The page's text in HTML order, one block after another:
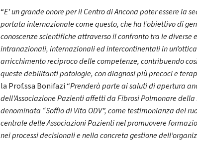
“E’ un grande onore per il Centro di Ancona poter essere la
portata internazionale come questo, che ha l’obiettivo di
conoscenze scientifiche attraverso il confronto tra le diverse
intranazionali, internazionali ed intercontinentaliin
arricchimento reciproco delle competenze, contribuendo
queste debilitanti patologie, con diagnosi più precoci e
la Prof.ssa Bonifazi “Prenderà parte ai saluti di apertura
dell’Associazione Pazienti affetti da Fibrosi Polmonare della
denominata “Soffio di Vita ODV”, come testimonianza del
centrale delle Associazioni Pazientinel promuovere
nei processi decisionalie nella concreta gestione